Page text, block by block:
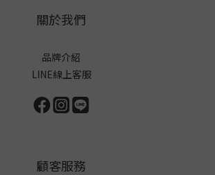
關於我們
品牌介紹
LINE線上客服
顧客服務